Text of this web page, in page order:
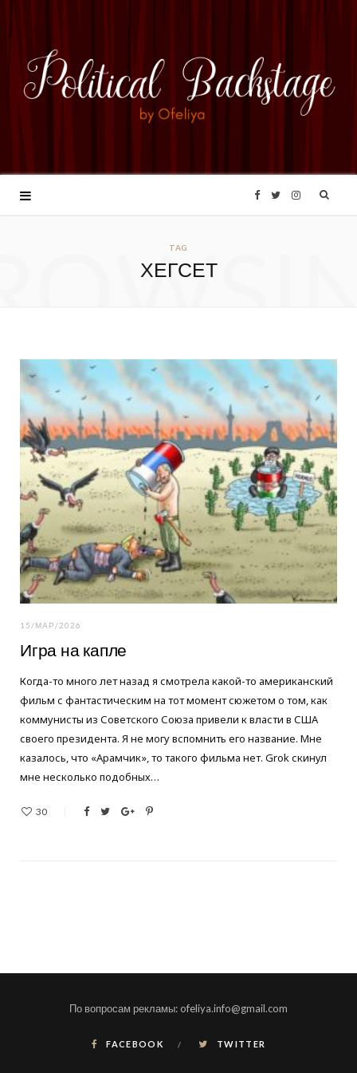
F
b
o
o
k
T
t
e
r
I
a
g
r
a
m
TAG
ХЕГСЕТ
15/МАР/2026
Игра на капле
Когда-то много лет назад я смотрела какой-то американский
фильм с фантастическим на тот момент сюжетом о том, как
коммунисты из Советского Союза привели к власти в США
своего президента. Я не могу вспомнить его название. Мне
казалось, что «Арамчик», то такого фильма нет. Grok скинул
мне несколько подобных…
30
По вопросам рекламы: ofeliya.info@gmail.com
FACEBOOK TWITTER